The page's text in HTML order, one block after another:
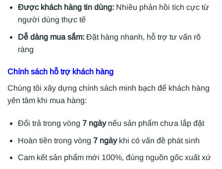
Được khách hàng tin dùng:Nhiều phản hồi tích cực từ
người dùng thực tế
Dễ dàng mua sắm:Đặt hàng nhanh, hỗ trợ tư vấn rõ
ràng
Chính sách hỗ trợ khách hàng
Chúng tôi xây dựng chính sách minh bạch để khách hàng
yên tâm khi mua hàng:
Đổi trả trong vòng 7 ngàynếu sản phẩm chưa lắp đặt
Hoàn tiền trong vòng 7 ngàykhi có vấn đề phát sinh
Cam kết sản phẩm mới 100%, đúng nguồn gốc xuất xứ